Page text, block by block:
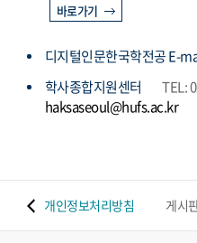
바로가기
디지털인문한국학전공 E-
학사종합지원센터
TEL:
haksaseoul@hufs.ac.kr
개인정보처리방침 게시